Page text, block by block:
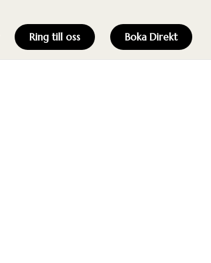
Ring till oss Boka Direkt